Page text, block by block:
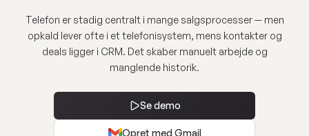
Telefon er stadig centralt i mange salgsprocesser — men
opkald lever ofte i et telefonisystem, mens kontakter og
deals ligger i CRM. Det skaber manuelt arbejde og
manglende historik.
Se demo
Opret med Gmail